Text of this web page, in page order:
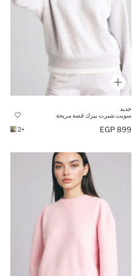
جديد
سويت شيرت بيزك قصة مريحة
899 EGP
+2